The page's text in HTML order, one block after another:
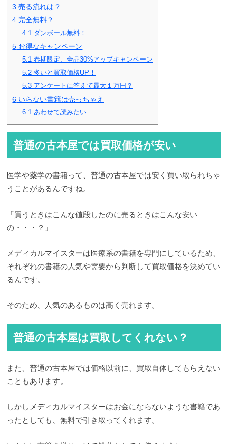
3 売る流れは？
4 完全無料？
4.1 ダンボール無料！
5 お得なキャンペーン
5.1 春期限定、全品30%アップキャンペーン
5.2 多いと買取価格UP！
5.3 アンケートに答えて最大１万円？
6 いらない書籍は売っちゃえ
6.1 あわせて読みたい
普通の古本屋では買取価格が安い
医学や薬学の書籍って、普通の古本屋では安く買い取られちゃ
うことがあるんですね。
「買うときはこんな値段したのに売るときはこんな安い
の・・・？」
メディカルマイスターは医療系の書籍を専門にしているため、
それぞれの書籍の人気や需要から判断して買取価格を決めてい
るんです。
そのため、人気のあるものは高く売れます。
普通の古本屋は買取してくれない？
また、普通の古本屋では価格以前に、買取自体してもらえない
こともあります。
しかしメディカルマイスターはお金にならないような書籍であ
ったとしても、無料で引き取ってくれます。